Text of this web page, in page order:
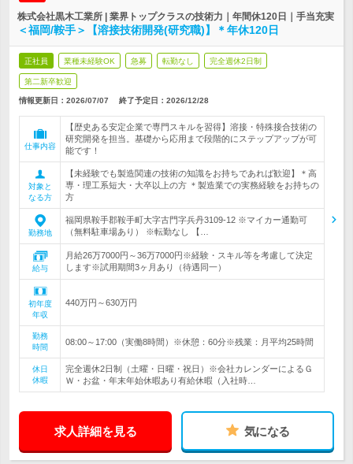
株式会社黒木工業所 | 業界トップクラスの技術力｜年間休120日｜手当充実
＜福岡/鞍手＞【溶接技術開発(研究職)】＊年休120日
正社員 業種未経験OK 急募 転勤なし 完全週休2日制
第二新卒歓迎
情報更新日：2026/07/07 終了予定日： 2026/12/28
仕事内容
【歴史ある安定企業で専門スキルを習得】溶接・特殊接合技術の
研究開発を担当。基礎から応用まで段階的にステップアップが可
能です！
対象と
なる方
【未経験でも製造関連の技術の知識をお持ちであれば歓迎】＊高
専・理工系短大・大卒以上の方 ＊製造業での実務経験をお持ちの
方
勤務地
福岡県鞍手郡鞍手町大字古門字兵丹3109-12 ※マイカー通勤可
（無料駐車場あり） ※転勤なし 【…
給与
月給26万7000円～36万7000円※経験・スキル等を考慮して決定
します※試用期間3ヶ月あり（待遇同一）
初年度
年収
440万円～630万円
勤務
時間
08:00～17:00（実働8時間）※休憩：60分※残業：月平均25時間
休日
休暇
完全週休2日制（土曜・日曜・祝日）※会社カレンダーによるＧ
Ｗ・お盆・年末年始休暇あり有給休暇（入社時…
求人詳細を見る 気になる